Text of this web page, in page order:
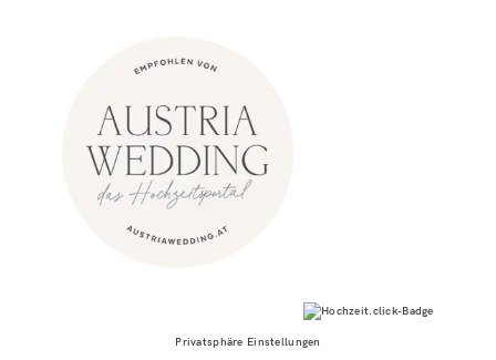
Privatsphäre Einstellungen